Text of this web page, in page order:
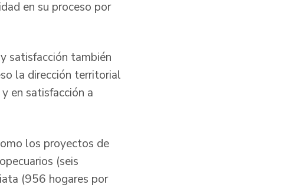
en su proceso por
satisfacción también
la dirección territorial
en satisfacción a
los proyectos de
(seis
(956 hogares por